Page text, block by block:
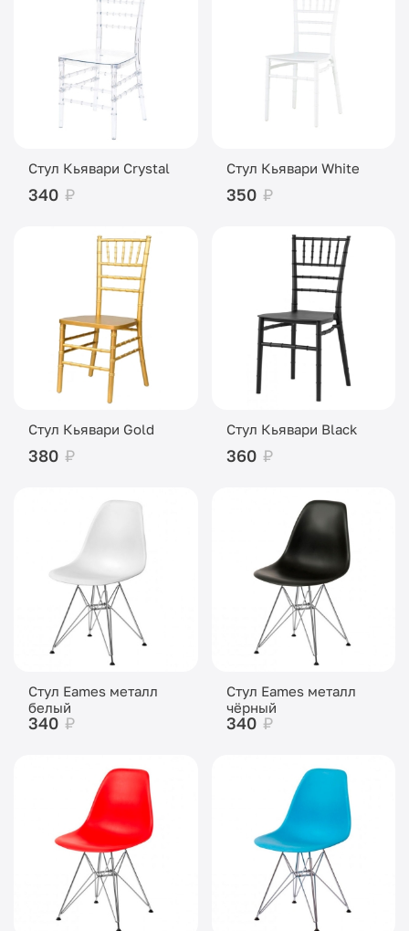
Стул Кьявари Crystal
340 ₽
Стул Кьявари White
350 ₽
Стул Кьявари Gold
380 ₽
Стул Кьявари Black
360 ₽
Стул Eames металл
белый
340 ₽
Стул Eames металл
чёрный
340 ₽